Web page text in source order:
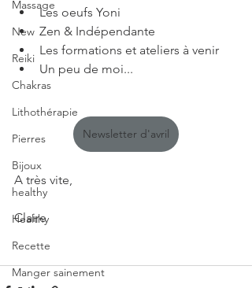
Massage
New
Reiki
Chakras
Lithothérapie
Pierres
Bijoux
healthy
Healthy
Recette
Manger sainement
Les oeufs Yoni
Zen & Indépendante
Les formations et ateliers à venir
Un peu de moi...
Newsletter d'avril
A très vite,
Claire